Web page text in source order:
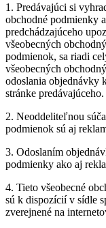
1. Predávajúci si
obchodné podmienky
predchádzajúceho
všeobecných
podmienok, sa riadi
všeobecných
odoslania objednávky
stránke predávajúceho.
2. Neoddeliteľnou
podmienok sú aj
3. Odoslaním
podmienky ako aj
4. Tieto všeobecné
sú k dispozícií v sídle
zverejnené na